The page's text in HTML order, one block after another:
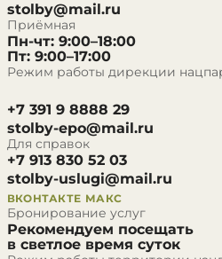
stolby@mail.ru
Приёмная
Пн-чт: 9:00–18:00
Пт: 9:00–17:00
Режим работы дирекции
+7 391 9 8888 29
stolby-epo@mail.ru
Для справок
+7 913 830 52 03
stolby-uslugi@mail.ru
ВКОНТАКТЕ МАКС
Бронирование услуг
Рекомендуем посещать
в светлое время суток